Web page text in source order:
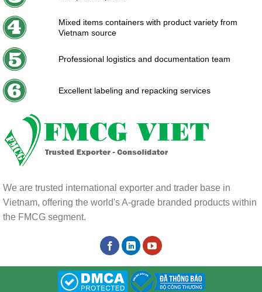
Mixed items containers with product variety from
Vietnam source
Professional logistics and documentation team
Excellent labeling and repacking services
We are trusted international exporter and trader base in
Vietnam, offering the world's A-grade branded products within
the FMCG segment.